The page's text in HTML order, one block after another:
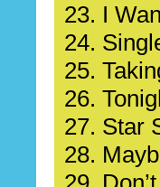
23. I
24.
25.
26.
27. Star
28.